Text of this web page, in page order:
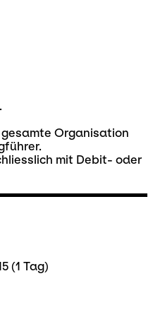
gesamte Organisation
mit Debit- oder
(1 Tag)